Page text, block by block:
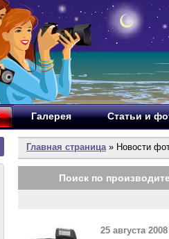
Галерея Статьи и
Главная страница» Новости
Поиск по
25 августа 2008